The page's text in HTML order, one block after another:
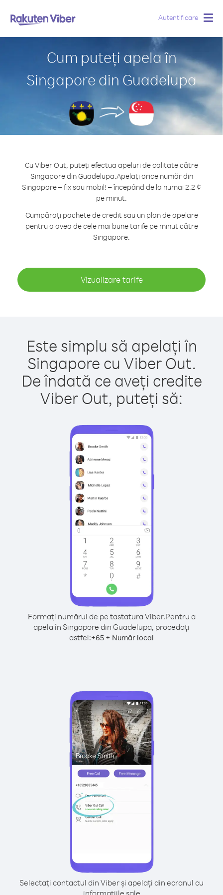
Autentificare
Cum puteți apela în
Singapore din Guadelupa
Cu Viber Out, puteți efectua apeluri de calitate către
Singapore din Guadelupa.Apelați orice număr din
Singapore – fix sau mobil! – începând de la numai 2.2 ¢
pe minut.
Cumpărați pachete de credit sau un plan de apelare
pentru a avea de cele mai bune tarife pe minut către
Singapore.
Vizualizare tarife
Este simplu să apelați în
Singapore cu Viber Out.
De îndată ce aveți credite
Viber Out, puteți să:
Formați numărul de pe tastatura Viber.Pentru a
apela în Singapore din Guadelupa, procedați
astfel:+65 + Număr local
Selectați contactul din Viber și apelați din ecranul cu
informațiile sale